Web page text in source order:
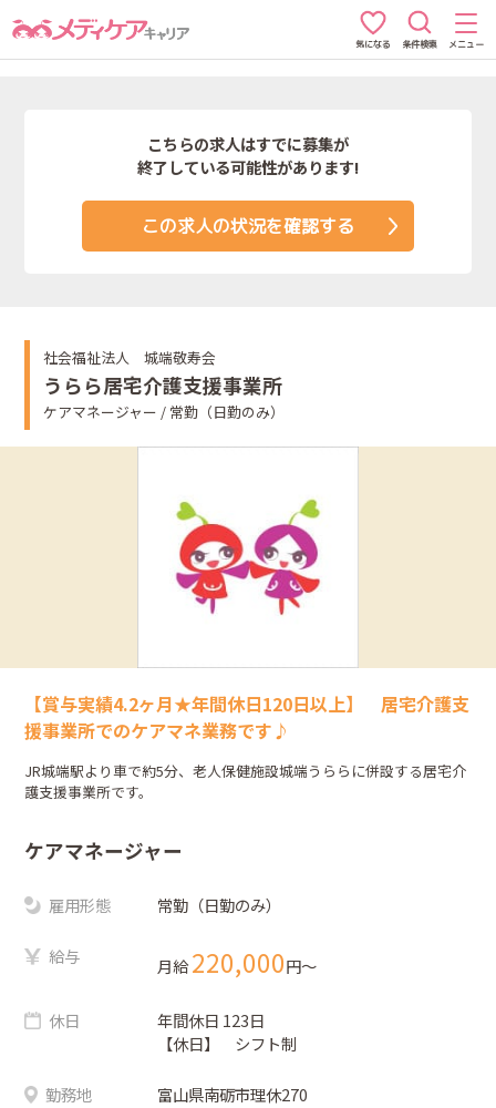
気になる 条件検索 メニュー
こちらの求人はすでに募集が
終了している可能性があります!
この求人の状況を確認する
社会福祉法人 城端敬寿会
うらら居宅介護支援事業所
ケアマネージャー / 常勤（日勤のみ）
【賞与実績4.2ヶ月★年間休日120日以上】 居宅介護支
援事業所でのケアマネ業務です♪
JR城端駅より車で約5分、老人保健施設城端うららに併設する居宅介
護支援事業所です。
ケアマネージャー
雇用形態 常勤（日勤のみ）
給与 月給220,000円〜
休日
年間休日 123日
【休日】 シフト制
勤務地 富山県南砺市理休270